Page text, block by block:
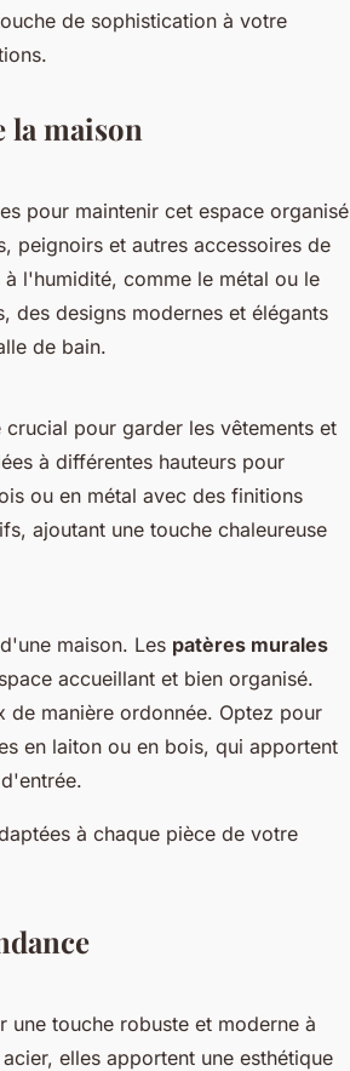
de sophistication à votre
la maison
pour maintenir cet espace organisé
peignoirs et autres accessoires de
l'humidité, comme le métal ou le
des designs modernes et élégants
de bain.
crucial pour garder les vêtements et
à différentes hauteurs pour
ou en métal avec des finitions
ajoutant une touche chaleureuse
maison. Les patères murales
accueillant et bien organisé.
de manière ordonnée. Optez pour
en laiton ou en bois, qui apportent
à chaque pièce de votre
une touche robuste et moderne à
elles apportent une esthétique